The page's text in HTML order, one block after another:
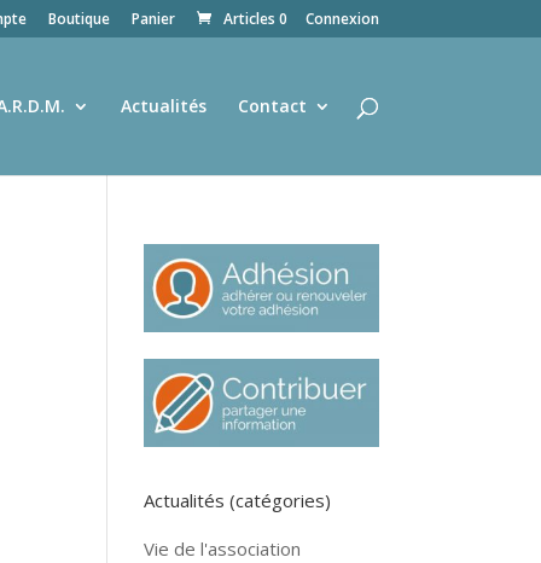
Connexion
Boutique Panier Articles 0
Actualités Contact
Actualités (catégories)
Vie de l'association